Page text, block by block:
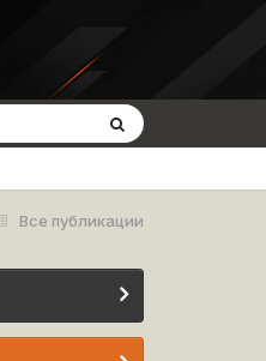
Все публикации